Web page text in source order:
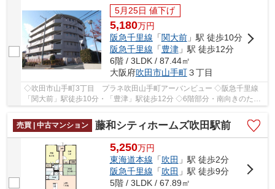
5月25日 値下げ
5,180万円
阪急千里線 「関大前」駅 徒歩10分
阪急千里線 「豊津」駅 徒歩12分
6階 / 3LDK / 87.44㎡
大阪府吹田市山手町３丁目
◇吹田市山手町3丁目 プラネ吹田山手町アーバンビュー ◇阪急千里線
「関大前」駅徒歩10分・「豊津」駅徒歩12分 ◇6階部分・南向きのた
売買 | 中古マンション
藤和シティホームズ吹田駅前
5,250万円
東海道本線 「吹田 」駅 徒歩2分
阪急千里線 「吹田 」駅 徒歩9分
5階 / 3LDK / 67.89㎡